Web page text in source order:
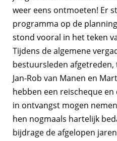
weer eens ontmoeten! Er
programma op de
stond vooral in het teken
Tijdens de algemene
bestuursleden afgetreden,
Jan-Rob van Manen en
hebben een reischeque
in ontvangst mogen
hen nogmaals hartelijk
bijdrage de afgelopen